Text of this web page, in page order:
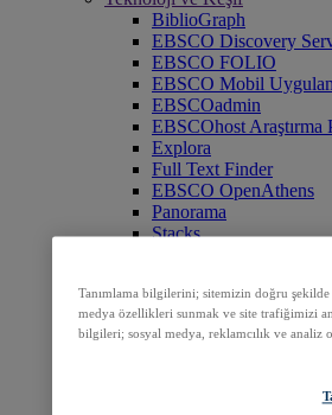
BiblioGraph
EBSCO Discovery
EBSCO FOLIO
EBSCO Mobil
EBSCOadmin
EBSCOhost Araştırma
Explora
Full Text Finder
EBSCO OpenAthens
Panorama
Stacks
Dergi Arşivleri
Araştırma Veri
Klinik Kararlar
Dergi Aboneliği
Tanımlama bilgilerini; sitemizin doğru şekilde
medya özellikleri sunmak ve site trafiğimizi
bilgileri; sosyal medya, reklamcılık ve analiz